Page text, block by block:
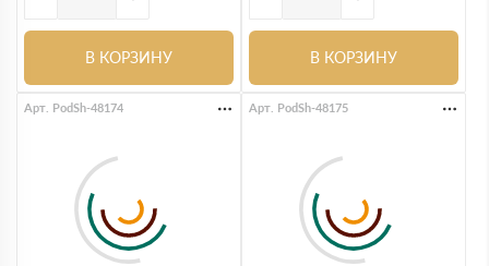
В КОРЗИНУ В КОРЗИНУ
Арт. PodSh-48174 Арт. PodSh-48175